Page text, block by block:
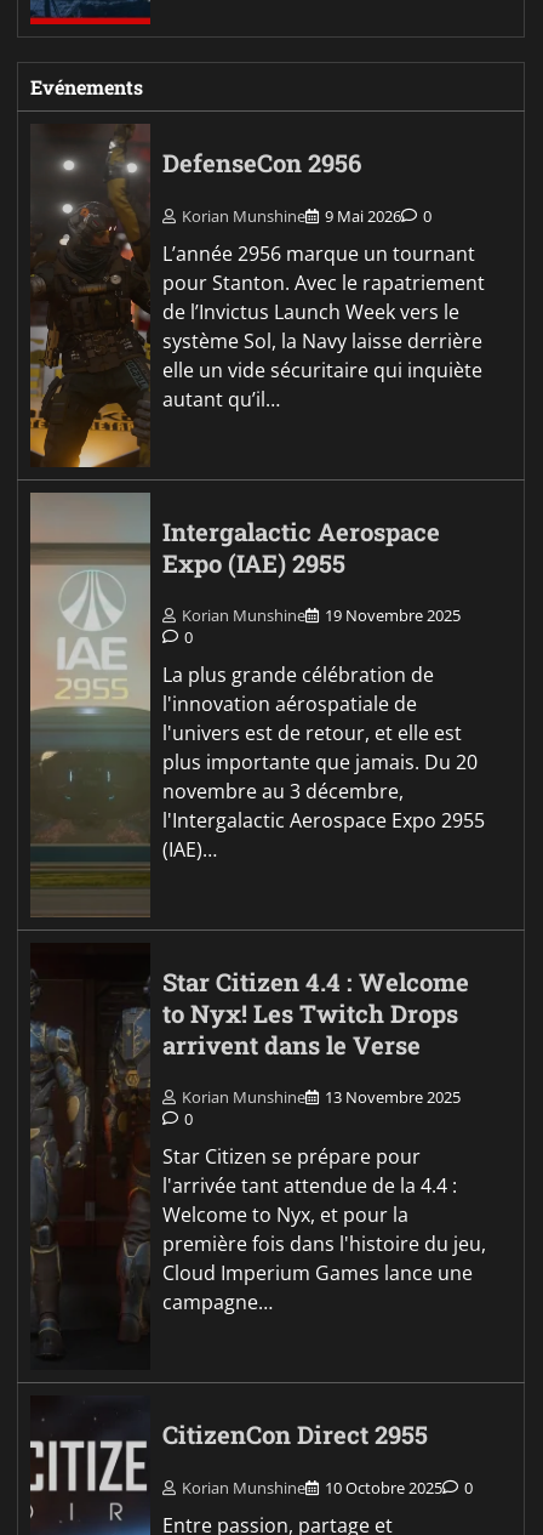
Evénements
DefenseCon 2956
Korian Munshine 9 Mai 2026 0
L’année 2956 marque un tournant
pour Stanton. Avec le rapatriement
de l’Invictus Launch Week vers le
système Sol, la Navy laisse derrière
elle un vide sécuritaire qui inquiète
autant qu’il…
Intergalactic Aerospace
Expo (IAE) 2955
Korian Munshine
19 Novembre 2025
0
La plus grande célébration de
l'innovation aérospatiale de
l'univers est de retour, et elle est
plus importante que jamais. Du 20
novembre au 3 décembre,
l'Intergalactic Aerospace Expo 2955
(IAE)…
Star Citizen 4.4 : Welcome
to Nyx! Les Twitch Drops
arrivent dans le Verse
Korian Munshine
13 Novembre 2025
0
Star Citizen se prépare pour
l'arrivée tant attendue de la 4.4 :
Welcome to Nyx, et pour la
première fois dans l'histoire du jeu,
Cloud Imperium Games lance une
campagne…
CitizenCon Direct 2955
Korian Munshine 10 Octobre 2025 0
Entre passion, partage et